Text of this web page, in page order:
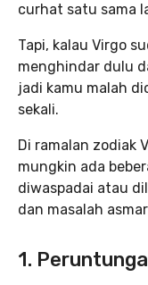
curhat satu sama
Tapi, kalau Virgo
menghindar dulu
jadi kamu malah
sekali.
Di ramalan zodiak
mungkin ada
diwaspadai atau
dan masalah
1.